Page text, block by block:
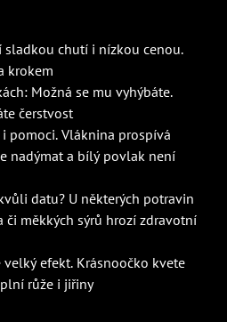
sladkou chutí i nízkou cenou.
krokem
Možná se mu vyhýbáte.
čerstvost
pomoci. Vláknina prospívá
nadýmat a bílý povlak není
datu? U některých potravin
či měkkých sýrů hrozí zdravotní
efekt. Krásnoočko kvete
růže i jiřiny